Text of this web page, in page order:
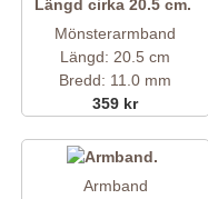
Mönsterarmband
Längd: 20.5 cm
Bredd: 11.0 mm
359 kr
Armband